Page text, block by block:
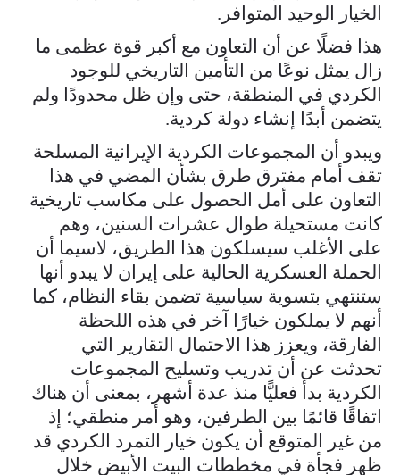
الخيار الوحيد المتوافر.
هذا فضلًا عن أن التعاون مع أكبر قوة عظمى ما
زال يمثل نوعًا من التأمين التاريخي للوجود
الكردي في المنطقة، حتى وإن ظل محدودًا ولم
يتضمن أبدًا إنشاء دولة كردية.
ويبدو أن المجموعات الكردية الإيرانية المسلحة
تقف أمام مفترق طرق بشأن المضي في هذا
التعاون على أمل الحصول على مكاسب تاريخية
كانت مستحيلة طوال عشرات السنين، وهم
على الأغلب سيسلكون هذا الطريق، لاسيما أن
الحملة العسكرية الحالية على إيران لا يبدو أنها
ستنتهي بتسوية سياسية تضمن بقاء النظام، كما
أنهم لا يملكون خيارًا آخر في هذه اللحظة
الفارقة، ويعزز هذا الاحتمال التقارير التي
تحدثت عن أن تدريب وتسليح المجموعات
الكردية بدأ فعليًّا منذ عدة أشهر، بمعنى أن هناك
اتفاقًا قائمًا بين الطرفين، وهو أمر منطقي؛ إذ
من غير المتوقع أن يكون خيار التمرد الكردي قد
ظهر فجأة في مخططات البيت الأبيض خلال